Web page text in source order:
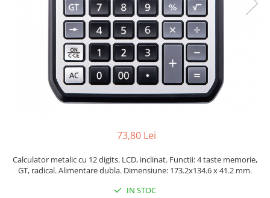
Perforatoare
Suporturi pentru accesorii
Suporturi pentru documente
Tavite pentru Documente
Tusuri si tusiere
Europubele
Hartie igienica
Produse din hartie
Prosoape din hartie
Uz universal
73,80 Lei
Calculator metalic cu 12 digits. LCD, inclinat. Functii: 4 taste memorie,
GT, radical. Alimentare dubla. Dimensiune: 173.2x134.6 x 41.2 mm.
IN STOC